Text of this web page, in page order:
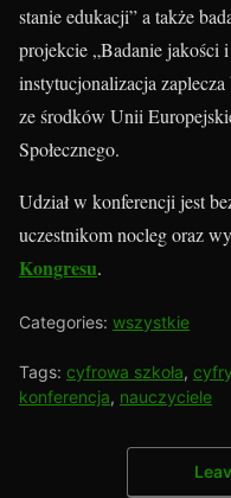
stanie edukacji” a także
projekcie „Badanie jakości
instytucjonalizacja zaplecza
ze środków Unii
Społecznego.
Udział w konferencji jest
uczestnikom nocleg oraz
Kongresu.
Categories: wszystkie
Tags: cyfrowa szkoła,
konferencja, nauczyciele